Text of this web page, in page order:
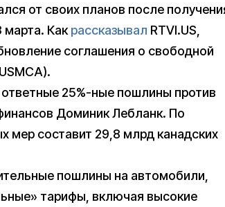
от своих планов после
марта. Какрассказывал RTVI.US,
соглашения о свободной
ответные 25%-ные пошлины против
Доминик Лебланк. По
мер составит 29,8 млрд канадских
пошлины на автомобили,
тарифы, включая высокие